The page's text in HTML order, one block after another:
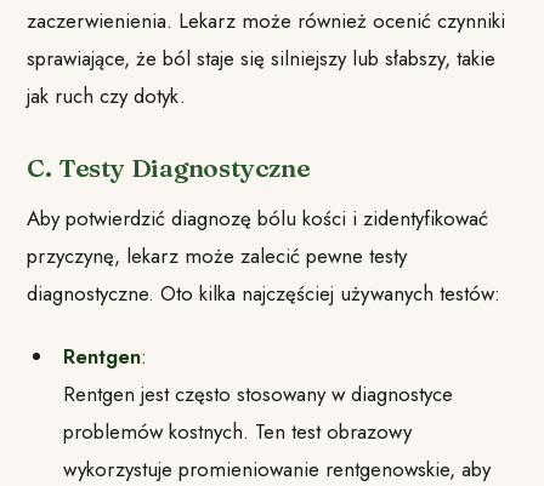
zaczerwienienia. Lekarz może również ocenić czynniki
sprawiające, że ból staje się silniejszy lub słabszy, takie
jak ruch czy dotyk.
C. Testy Diagnostyczne
Aby potwierdzić diagnozę bólu kości i zidentyfikować
przyczynę, lekarz może zalecić pewne testy
diagnostyczne. Oto kilka najczęściej używanych testów:
Rentgen:
Rentgen jest często stosowany w diagnostyce
problemów kostnych. Ten test obrazowy
wykorzystuje promieniowanie rentgenowskie, aby